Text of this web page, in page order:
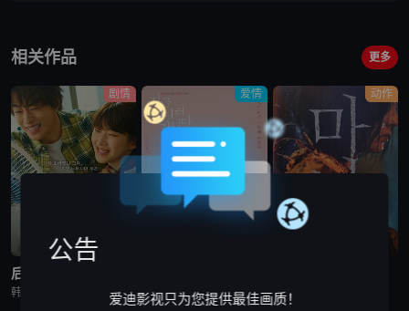
相关作品 更多
剧情
高清中字
后来的我们
韩国电影《后来的我们》又名：之后的我们(台),后来的我们韩国版,Once We Were Us,만약에 우리，讲述了：在开往家乡的客运上，恩浩（具教焕 饰）遇见了休学后下定决心要前往某处的正媛（文佳煐
爱情
现在去见你 지금 만나러 갑니다，英文名为Be with You，是2018年上映的韩国剧情电影。本片根据市川拓司小说《相约在雨季》改编，苏志燮和孙艺珍主演，讲述男子(苏志燮饰)的妻子秀雅(孙艺珍
动作
公告
爱迪影视只为您提供最佳画质！